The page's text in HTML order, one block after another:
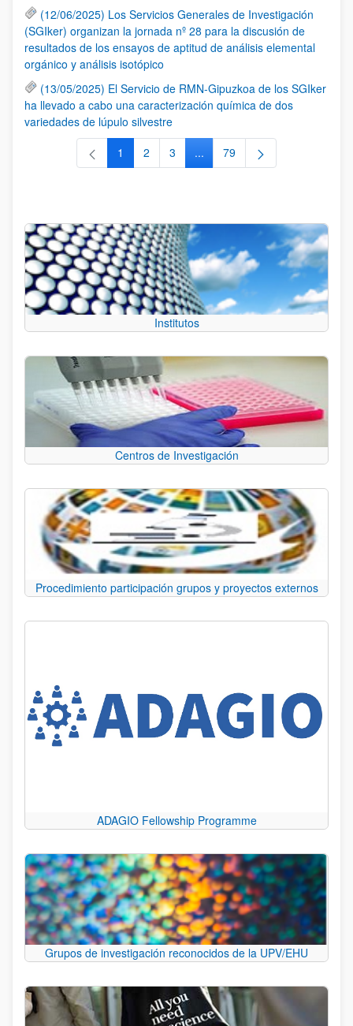
(12/06/2025) Los Servicios Generales de Investigación
(SGIker) organizan la jornada nº 28 para la discusión de
resultados de los ensayos de aptitud de análisis elemental
orgánico y análisis isotópico
(13/05/2025) El Servicio de RMN-Gipuzkoa de los SGIker
ha llevado a cabo una caracterización química de dos
variedades de lúpulo silvestre
Página
1 Página
2 Página
3 ...Páginas intermedias Use TAB
Página
79
Institutos
Centros de Investigación
Procedimiento participación grupos y proyectos externos
ADAGIO Fellowship Programme
Grupos de investigación reconocidos de la UPV/EHU